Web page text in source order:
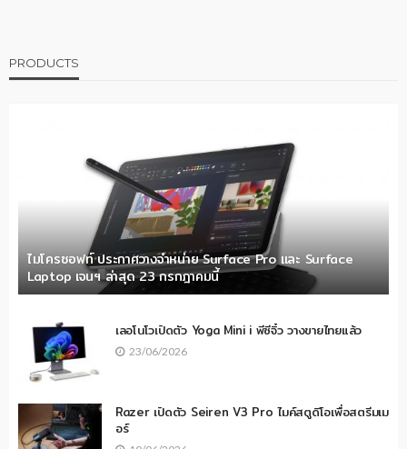
PRODUCTS
ไมโครซอฟท์ ประกาศวางจำหน่าย Surface Pro และ Surface
Laptop เจนฯ ล่าสุด 23 กรกฎาคมนี้
เลอโนโวเปิดตัว Yoga Mini i พีซีจิ๋ว วางขายไทยแล้ว
23/06/2026
Razer เปิดตัว Seiren V3 Pro ไมค์สตูดิโอเพื่อสตรีมเม
อร์